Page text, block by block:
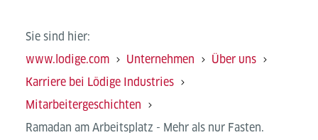
Sie sind hier:
www.lodige.com
Unternehmen
Über uns
Karriere bei Lödige Industries
Mitarbeitergeschichten
Ramadan am Arbeitsplatz - Mehr als nur Fasten.